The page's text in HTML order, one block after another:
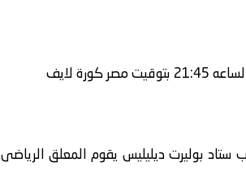
كورة 360 ويتم إستضافة المباراه في ملعب ستاد بوليرت ديليليس يقوم المعلق الرياضى